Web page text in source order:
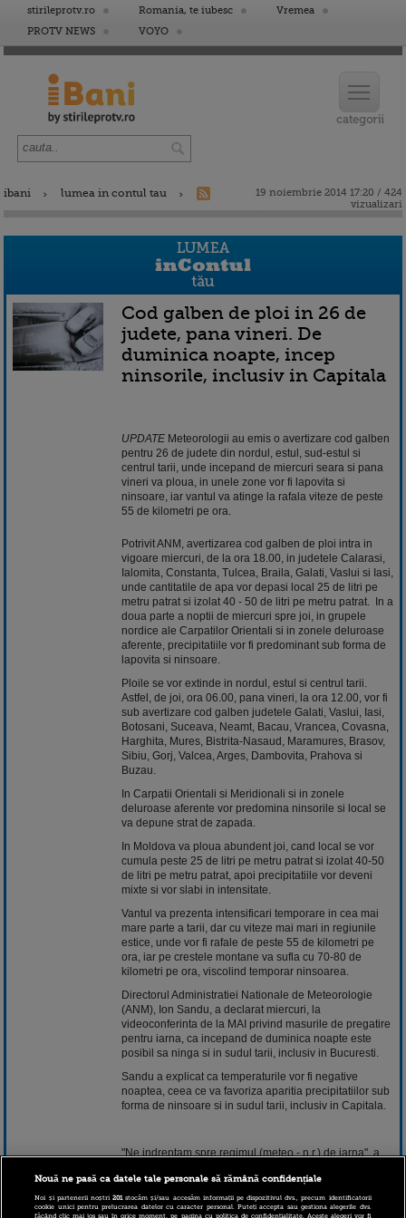
stirileprotv.ro Romania, te iubesc
Vremea
PROTV NEWS
VOYO
ibani lumea in contul tau
19 noiembrie 2014 17:20 / 424
vizualizari
Cod galben de ploi in 26 de
judete, pana vineri. De
duminica noapte, incep
ninsorile, inclusiv in Capitala
UPDATE Meteorologii au emis o avertizare cod galben
pentru 26 de judete din nordul, estul, sud-estul si
centrul tarii, unde incepand de miercuri seara si pana
vineri va ploua, in unele zone vor fi lapovita si
ninsoare, iar vantul va atinge la rafala viteze de peste
55 de kilometri pe ora.
Potrivit ANM, avertizarea cod galben de ploi intra in
vigoare miercuri, de la ora 18.00, in judetele Calarasi,
Ialomita, Constanta, Tulcea, Braila, Galati, Vaslui si Iasi,
unde cantitatile de apa vor depasi local 25 de litri pe
metru patrat si izolat 40 - 50 de litri pe metru patrat. In a
doua parte a noptii de miercuri spre joi, in grupele
nordice ale Carpatilor Orientali si in zonele deluroase
aferente, precipitatiile vor fi predominant sub forma de
lapovita si ninsoare.
Ploile se vor extinde in nordul, estul si centrul tarii.
Astfel, de joi, ora 06.00, pana vineri, la ora 12.00, vor fi
sub avertizare cod galben judetele Galati, Vaslui, Iasi,
Botosani, Suceava, Neamt, Bacau, Vrancea, Covasna,
Harghita, Mures, Bistrita-Nasaud, Maramures, Brasov,
Sibiu, Gorj, Valcea, Arges, Dambovita, Prahova si
Buzau.
In Carpatii Orientali si Meridionali si in zonele
deluroase aferente vor predomina ninsorile si local se
va depune strat de zapada.
In Moldova va ploua abundent joi, cand local se vor
cumula peste 25 de litri pe metru patrat si izolat 40-50
de litri pe metru patrat, apoi precipitatiile vor deveni
mixte si vor slabi in intensitate.
Vantul va prezenta intensificari temporare in cea mai
mare parte a tarii, dar cu viteze mai mari in regiunile
estice, unde vor fi rafale de peste 55 de kilometri pe
ora, iar pe crestele montane va sufla cu 70-80 de
kilometri pe ora, viscolind temporar ninsoarea.
Directorul Administratiei Nationale de Meteorologie
(ANM), Ion Sandu, a declarat miercuri, la
videoconferinta de la MAI privind masurile de pregatire
pentru iarna, ca incepand de duminica noapte este
posibil sa ninga si in sudul tarii, inclusiv in Bucuresti.
Sandu a explicat ca temperaturile vor fi negative
noaptea, ceea ce va favoriza aparitia precipitatiilor sub
forma de ninsoare si in sudul tarii, inclusiv in Capitala.
"Ne indreptam spre regimul (meteo - n.r.) de iarna", a
Pe de alta parte, Ion Sandu a spus ca, din punct de
Nouă ne pasă ca datele tale personale să rămână confidențiale
Noi și partenerii noștri201stocăm și/sau accesăm informații pe dispozitivul dvs., precum identificatorii
cookie unici pentru prelucrarea datelor cu caracter personal. Puteți accepta sau gestiona alegerile dvs.
făcând clic mai jos sau în orice moment, pe pagina cu politica de confidențialitate. Aceste alegeri vor fi